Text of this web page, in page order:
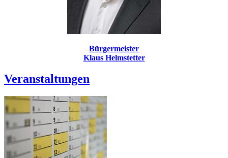
Bürgermeister
Klaus Helmstetter
Veranstaltungen